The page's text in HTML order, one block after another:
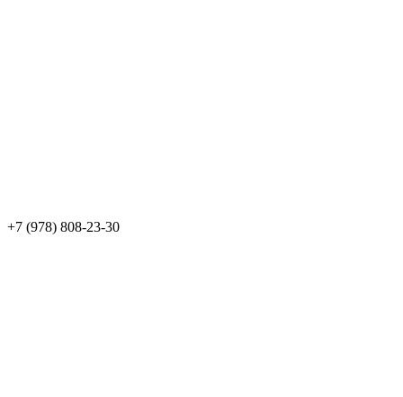
+7 (978) 808-23-30